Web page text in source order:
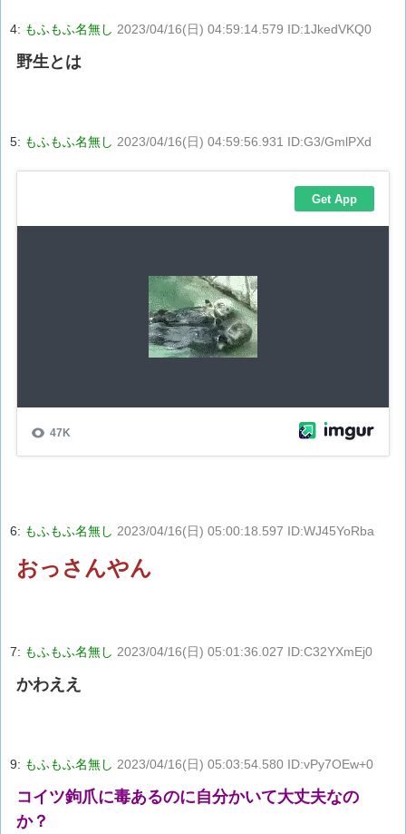
4: もふもふ名無し 2023/04/16(日) 04:59:14.579 ID:1JkedVKQ0
野生とは
5: もふもふ名無し 2023/04/16(日) 04:59:56.931 ID:G3/GmlPXd
6: もふもふ名無し 2023/04/16(日) 05:00:18.597 ID:WJ45YoRba
おっさんやん
7: もふもふ名無し 2023/04/16(日) 05:01:36.027 ID:C32YXmEj0
かわええ
9: もふもふ名無し 2023/04/16(日) 05:03:54.580 ID:vPy7OEw+0
コイツ鉤爪に毒あるのに自分かいて大丈夫なの
か？